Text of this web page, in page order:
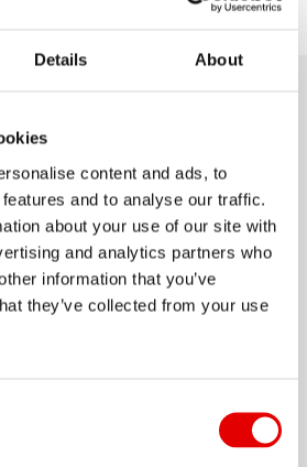
Details About
content and ads, to
and to analyse our traffic.
about your use of our site with
and analytics partners who
information that you’ve
they’ve collected from your use
Support
le meilleur des alliages et
est
de surface secret, sa
but de tirer le meilleur
très résistante, très